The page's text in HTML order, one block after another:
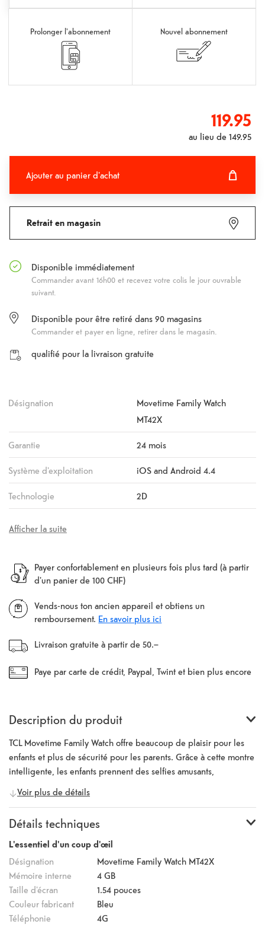
Prolonger l'abonnement Nouvel abonnement
119.95
au lieu de149.95
Ajouter au panier d'achat
Retrait en magasin
Disponible immédiatement
Commander avant 16h00 et recevez votre colis le jour ouvrable
suivant.
Disponible pour être retiré dans 90 magasins
Commander et payer en ligne, retirer dans le magasin.
qualifié pour la livraison gratuite
Désignation
Movetime Family Watch
MT42X
Garantie 24 mois
Système d'exploitation iOS and Android 4.4
Technologie 2D
Afficher la suite
Payer confortablement en plusieurs fois plus tard (à partir
d'un panier de 100 CHF)
Vends-nous ton ancien appareil et obtiens un
remboursement. En savoir plus ici
Livraison gratuite à partir de 50.–
Paye par carte de crédit, Paypal, Twint et bien plus encore
Description du produit
TCL Movetime Family Watch offre beaucoup de plaisir pour les
enfants et plus de sécurité pour les parents. Grâce à cette montre
intelligente, les enfants prennent des selfies amusants,
téléphonent en famille et plongent dans le monde fascinant de la
technologie. La fonction la plus pratique de l'horloge est parfois
rapide, les SMS et les messages vocaux sont envoyés
instantanément à ta famille et à tes amis. L'horloge intelligente de
TCL permet également d'envoyer facilement des appels vidéo, ce
qui te permet de joindre ton enfant à tout moment. De plus, la
smartwatch est équipée d'un module GPS intégré qui te donne la
localisation de ta progéniture en temps réel, et te permet de la
localiser de manière fiable une fois qu’elle est en route. Tu peux
également créer une zone de sécurité. Si ton enfant quitte cette
Voir plus de détails
Détails techniques
L'essentiel d'un coup d'œil
Désignation
Movetime Family Watch MT42X
Mémoire interne
4 GB
Taille d'écran
1.54 pouces
Couleur fabricant
Bleu
Téléphonie
4G